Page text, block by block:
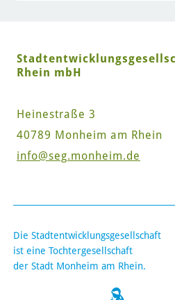
Rhein mbH
Heinestraße 3
40789 Monheim am Rhein
info@seg.monheim.de
Die Stadtentwicklungsgesellschaft
ist eine Tochtergesellschaft
der Stadt Monheim am Rhein.